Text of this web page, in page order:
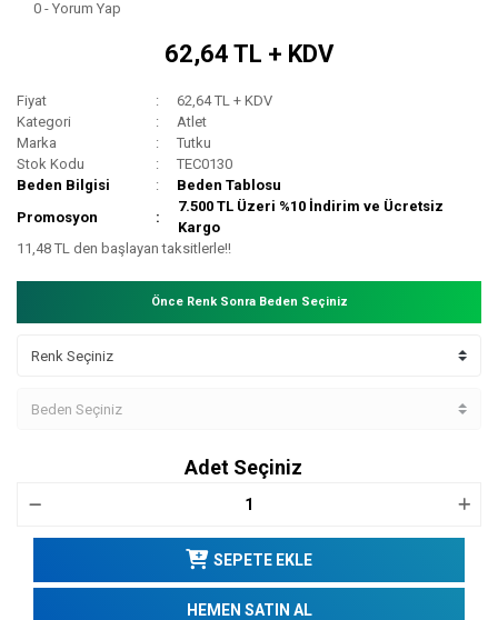
0 - Yorum Yap
62,64 TL + KDV
Fiyat
62,64 TL + KDV
Kategori
Atlet
Marka
Tutku
Stok Kodu
TEC0130
Beden Bilgisi
Beden Tablosu
Promosyon
7.500 TL Üzeri %10 İndirim ve Ücretsiz
Kargo
11,48 TL den başlayan taksitlerle!!
Önce Renk Sonra Beden Seçiniz
Adet Seçiniz
SEPETE EKLE
HEMEN SATIN AL